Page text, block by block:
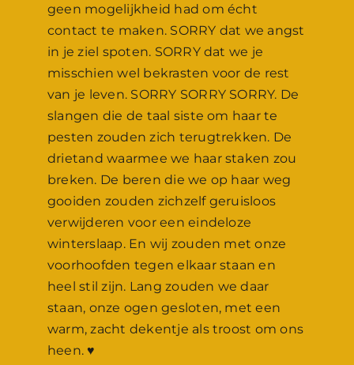
geen mogelijkheid had om écht
contact te maken. SORRY dat we angst
in je ziel spoten. SORRY dat we je
misschien wel bekrasten voor de rest
van je leven. SORRY SORRY SORRY. De
slangen die de taal siste om haar te
pesten zouden zich terugtrekken. De
drietand waarmee we haar staken zou
breken. De beren die we op haar weg
gooiden zouden zichzelf geruisloos
verwijderen voor een eindeloze
winterslaap. En wij zouden met onze
voorhoofden tegen elkaar staan en
heel stil zijn. Lang zouden we daar
staan, onze ogen gesloten, met een
warm, zacht dekentje als troost om ons
heen. ♥️